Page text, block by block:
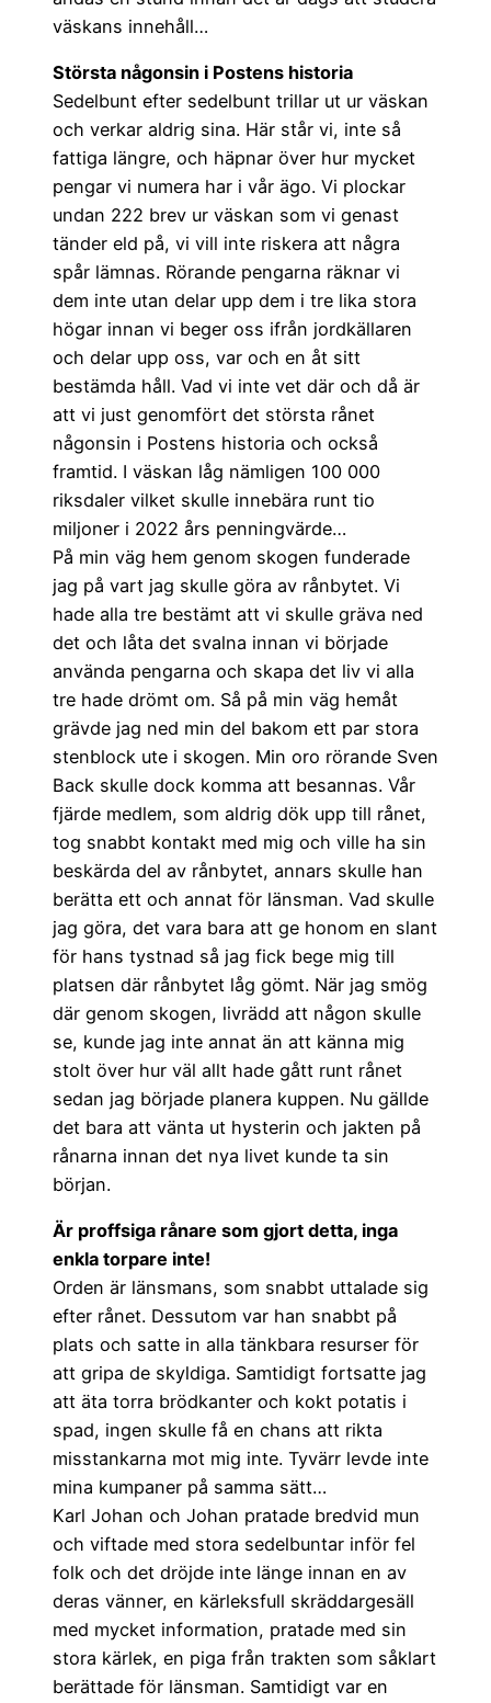
väskans innehåll…
Största någonsin i Postens historia
Sedelbunt efter sedelbunt trillar ut ur väskan
och verkar aldrig sina. Här står vi, inte så
fattiga längre, och häpnar över hur mycket
pengar vi numera har i vår ägo. Vi plockar
undan 222 brev ur väskan som vi genast
tänder eld på, vi vill inte riskera att några
spår lämnas. Rörande pengarna räknar vi
dem inte utan delar upp dem i tre lika stora
högar innan vi beger oss ifrån jordkällaren
och delar upp oss, var och en åt sitt
bestämda håll. Vad vi inte vet där och då är
att vi just genomfört det största rånet
någonsin i Postens historia och också
framtid. I väskan låg nämligen 100 000
riksdaler vilket skulle innebära runt tio
miljoner i 2022 års penningvärde…
På min väg hem genom skogen funderade
jag på vart jag skulle göra av rånbytet. Vi
hade alla tre bestämt att vi skulle gräva ned
det och låta det svalna innan vi började
använda pengarna och skapa det liv vi alla
tre hade drömt om. Så på min väg hemåt
grävde jag ned min del bakom ett par stora
stenblock ute i skogen. Min oro rörande Sven
Back skulle dock komma att besannas. Vår
fjärde medlem, som aldrig dök upp till rånet,
tog snabbt kontakt med mig och ville ha sin
beskärda del av rånbytet, annars skulle han
berätta ett och annat för länsman. Vad skulle
jag göra, det vara bara att ge honom en slant
för hans tystnad så jag fick bege mig till
platsen där rånbytet låg gömt. När jag smög
där genom skogen, livrädd att någon skulle
se, kunde jag inte annat än att känna mig
stolt över hur väl allt hade gått runt rånet
sedan jag började planera kuppen. Nu gällde
det bara att vänta ut hysterin och jakten på
rånarna innan det nya livet kunde ta sin
början.
Är proffsiga rånare som gjort detta, inga
enkla torpare inte!
Orden är länsmans, som snabbt uttalade sig
efter rånet. Dessutom var han snabbt på
plats och satte in alla tänkbara resurser för
att gripa de skyldiga. Samtidigt fortsatte jag
att äta torra brödkanter och kokt potatis i
spad, ingen skulle få en chans att rikta
misstankarna mot mig inte. Tyvärr levde inte
mina kumpaner på samma sätt…
Karl Johan och Johan pratade bredvid mun
och viftade med stora sedelbuntar inför fel
folk och det dröjde inte länge innan en av
deras vänner, en kärleksfull skräddargesäll
med mycket information, pratade med sin
stora kärlek, en piga från trakten som såklart
berättade för länsman. Samtidigt var en